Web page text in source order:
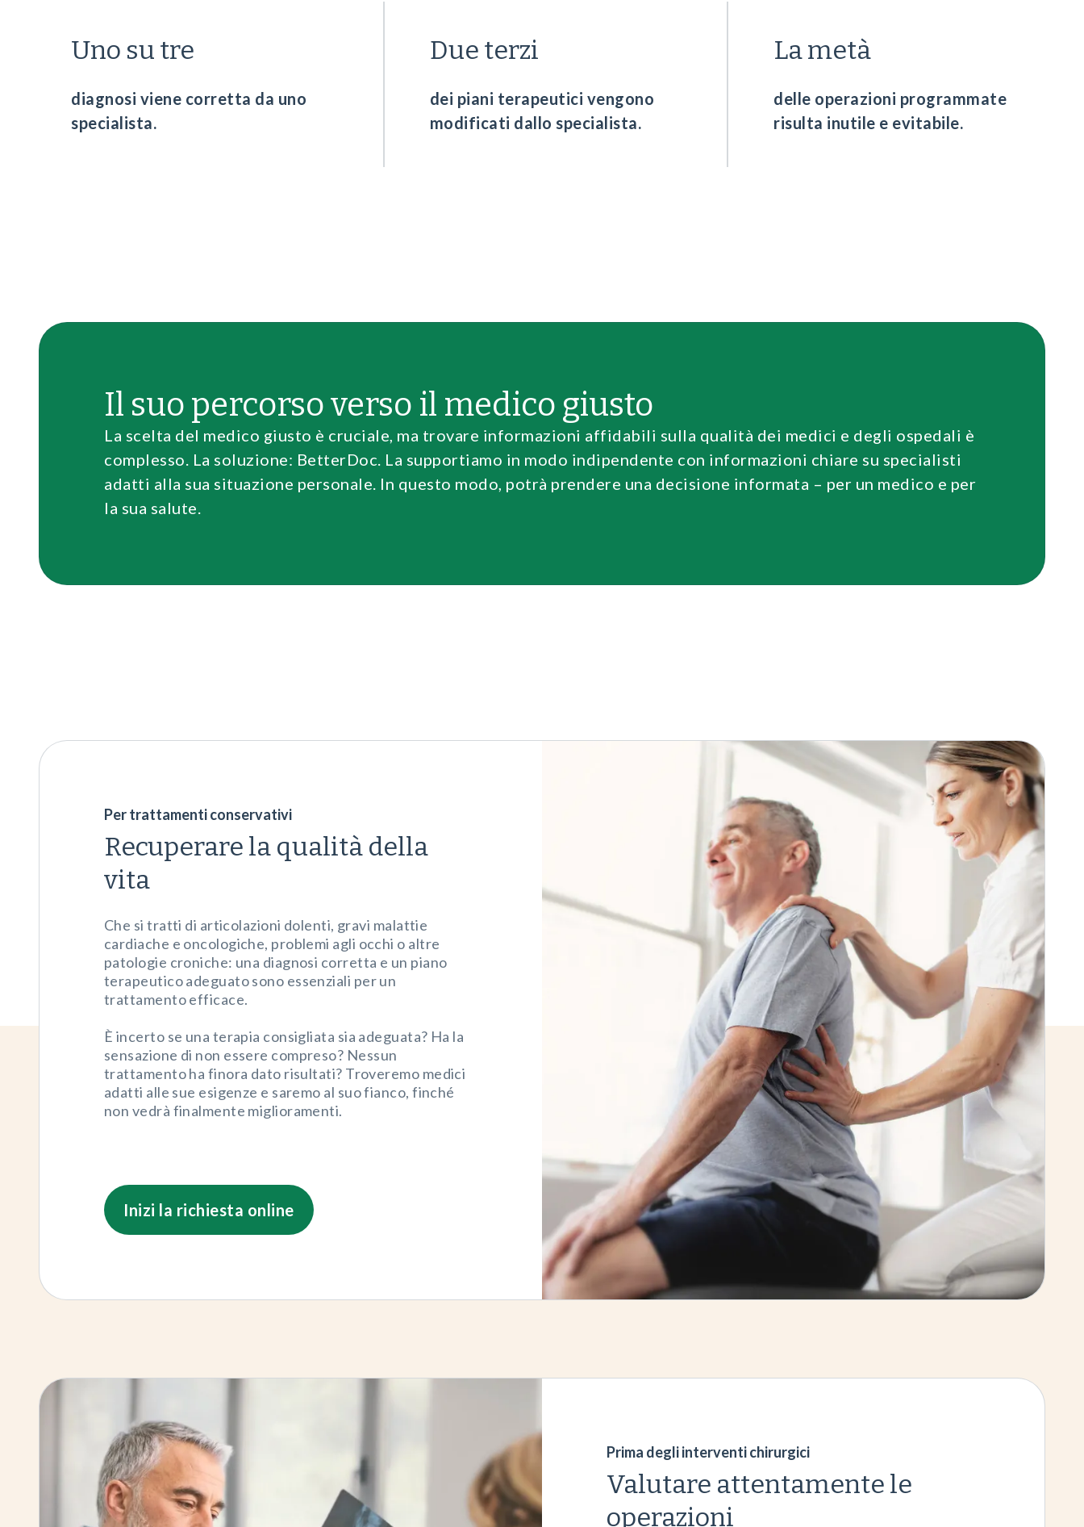
Uno su tre
diagnosi viene corretta da uno
specialista.
Due terzi
dei piani terapeutici vengono
modificati dallo specialista.
La metà
delle operazioni programmate
risulta inutile e evitabile.
Il suo percorso verso il medico giusto
La scelta del medico giusto è cruciale, ma trovare informazioni affidabili sulla qualità dei medici e degli ospedali è
complesso. La soluzione: BetterDoc. La supportiamo in modo indipendente con informazioni chiare su specialisti
adatti alla sua situazione personale. In questo modo, potrà prendere una decisione informata – per un medico e per
la sua salute.
Per trattamenti conservativi
Recuperare la qualità della
vita
Che si tratti di articolazioni dolenti, gravi malattie
cardiache e oncologiche, problemi agli occhi o altre
patologie croniche: una diagnosi corretta e un piano
terapeutico adeguato sono essenziali per un
trattamento efficace.
È incerto se una terapia consigliata sia adeguata? Ha la
sensazione di non essere compreso? Nessun
trattamento ha finora dato risultati? Troveremo medici
adatti alle sue esigenze e saremo al suo fianco, finché
non vedrà finalmente miglioramenti.
Inizi la richiesta online
Prima degli interventi chirurgici
Valutare attentamente le
operazioni